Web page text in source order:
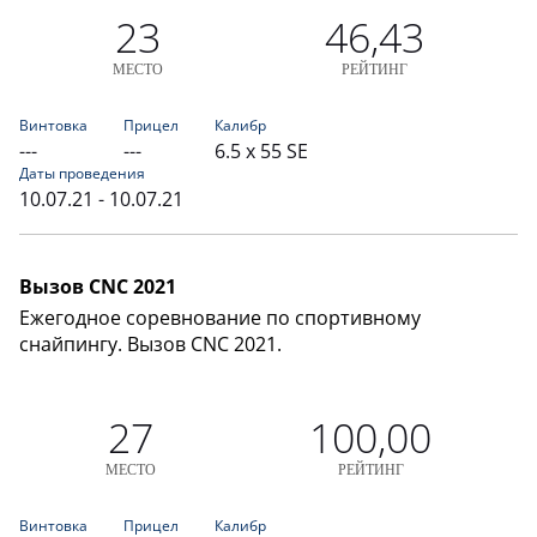
23
МЕСТО
46,43
РЕЙТИНГ
Винтовка
---
Прицел
---
Калибр
6.5 x 55 SE
Даты проведения
10.07.21 - 10.07.21
Вызов CNC 2021
Ежегодное соревнование по спортивному
снайпингу. Вызов CNC 2021.
27
МЕСТО
100,00
РЕЙТИНГ
Винтовка Прицел Калибр